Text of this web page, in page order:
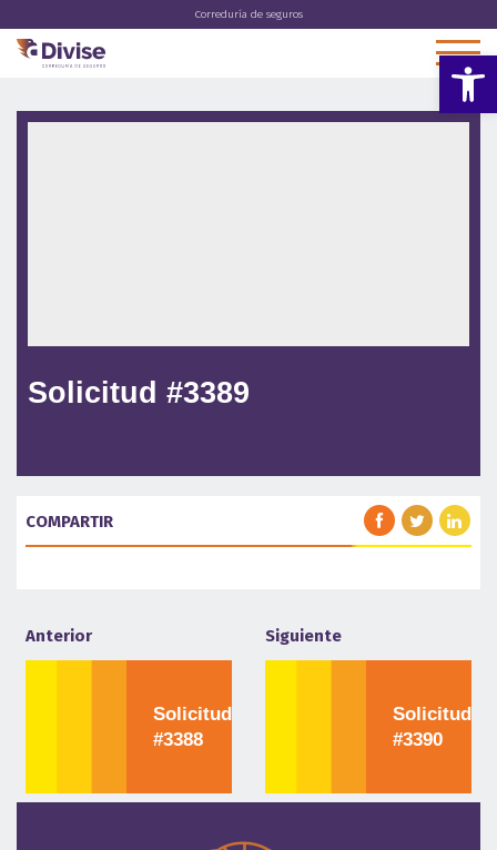
Abrir
Correduría de seguros
Solicitud #3389
COMPARTIR
Anterior
Solicitud
#3388
Siguiente
Solicitud
#3390